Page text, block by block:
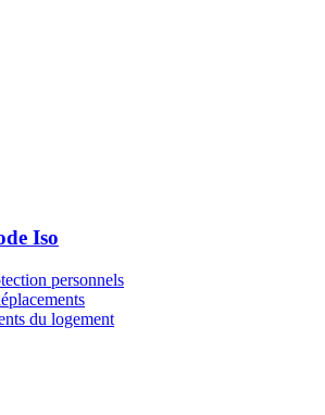
Iso
personnels
du logement